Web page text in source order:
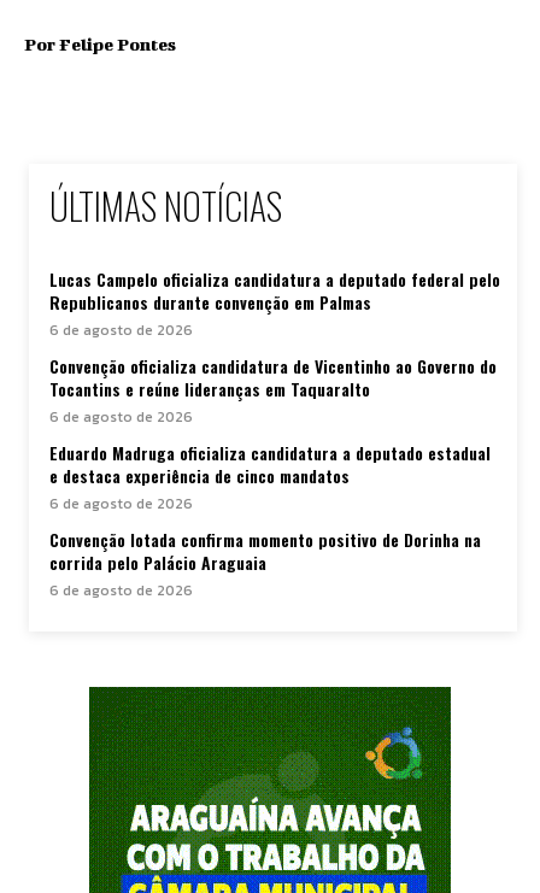
PorFelipe Pontes
ÚLTIMAS NOTÍCIAS
Lucas Campelo oficializa candidatura a deputado federal pelo
Republicanos durante convenção em Palmas
6 de agosto de 2026
Convenção oficializa candidatura de Vicentinho ao Governo do
Tocantins e reúne lideranças em Taquaralto
6 de agosto de 2026
Eduardo Madruga oficializa candidatura a deputado estadual
e destaca experiência de cinco mandatos
6 de agosto de 2026
Convenção lotada confirma momento positivo de Dorinha na
corrida pelo Palácio Araguaia
6 de agosto de 2026